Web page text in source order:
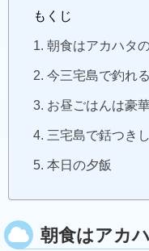
もくじ
朝食はアカハタ
今三宅島で釣れ
お昼ごはんは豪
三宅島で銛つき
本日の夕飯
朝食はアカ